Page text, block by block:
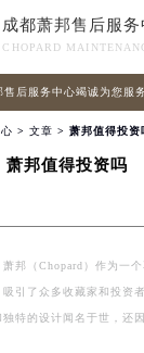
成都萧邦售后服务
CHOPARD
售后服务中心竭诚为您服务
> 文章 > 萧邦值得投资
萧邦值得投资吗
萧邦（Chopard）作为一
吸引了众多收藏家和投资
独特的设计闻名于世，还